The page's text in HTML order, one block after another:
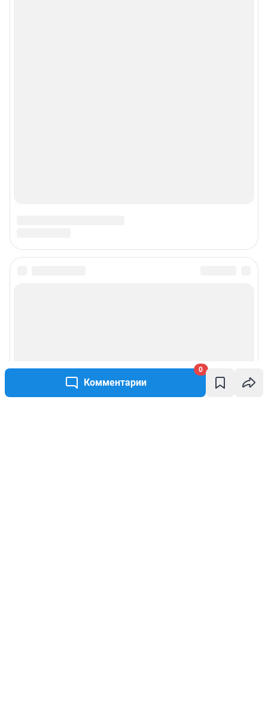
Комментарии
0